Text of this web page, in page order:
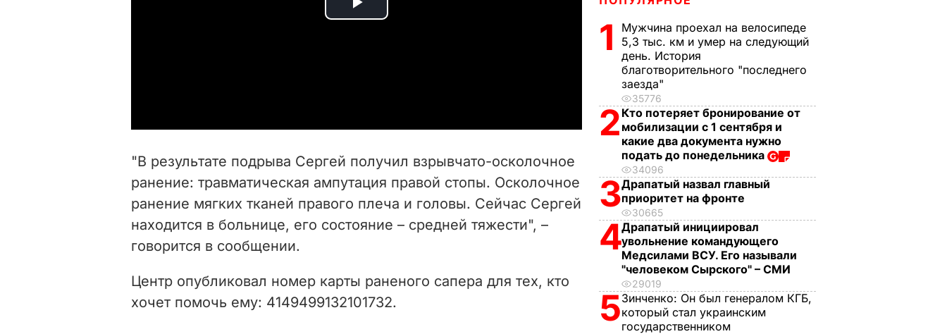
P
i
d
o
"В результате подрыва Сергей получил взрывчато-осколочное
ранение: травматическая ампутация правой стопы. Осколочное
ранение мягких тканей правого плеча и головы. Сейчас Сергей
находится в больнице, его состояние – средней тяжести", –
говорится в сообщении.
Центр опубликовал номер карты раненого сапера для тех, кто
хочет помочь ему: 4149499132101732.
1
Мужчина проехал на велосипеде
5,3 тыс. км и умер на следующий
день. История
благотворительного "последнего
заезда"
35776
2 Кто потеряет бронирование от
мобилизации с 1 сентября и
какие два документа нужно
подать до понедельника
34096
3Драпатый назвал главный
приоритет на фронте
30665
4Драпатый инициировал
увольнение командующего
Медсилами ВСУ. Его называли
"человеком Сырского" – СМИ
29019
5Зинченко: Он был генералом КГБ,
который стал украинским
государственником